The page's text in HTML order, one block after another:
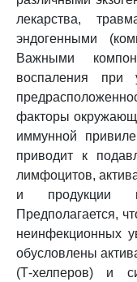
лекарства,
эндогенными
Важными
воспаления при
факторы
иммунной
приводит к
лимфоцитов,
и продукции
Предполагается,
неинфекционных
обусловлены
(Т-хелперов) и